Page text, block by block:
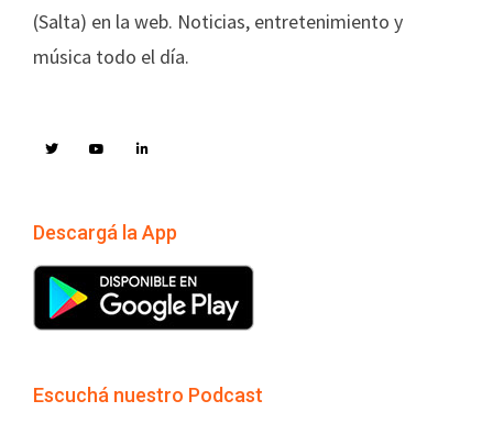
(Salta) en la web. Noticias, entretenimiento y
música todo el día.
Descargá la App
Escuchá nuestro Podcast